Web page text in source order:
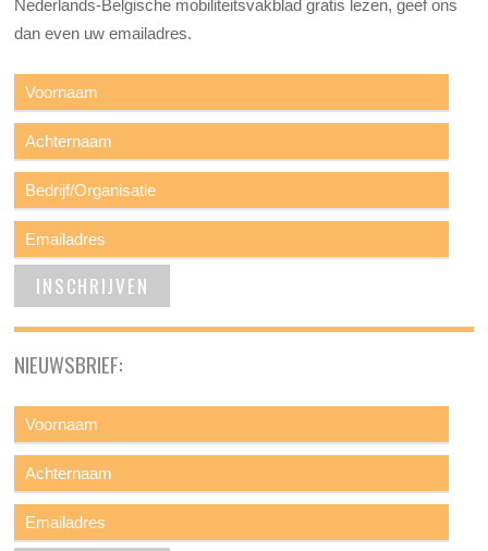
Nederlands-Belgische mobiliteitsvakblad gratis lezen, geef ons
dan even uw emailadres.
NIEUWSBRIEF: